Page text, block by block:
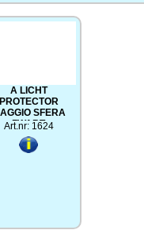
A LICHT
PROTECTOR
SFERA
ZWART
Art.nr: 1624